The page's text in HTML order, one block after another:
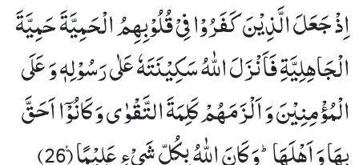
اِذْ جَعَلَ الَّذِیْنَ كَفَرُوْا فِیْ قُلُوْبِهِمُ الْحَمِیَّةَ حَمِیَّةَ
الْجَاهِلِیَّةِ فَاَنْزَلَ اللّٰهُ سَكِیْنَتَهٗ عَلٰى رَسُوْلِهٖ وَ عَلَى
الْمُؤْمِنِیْنَ وَ اَلْزَمَهُمْ كَلِمَةَ التَّقْوٰى وَ كَانُوْۤا اَحَقَّ
بِهَا وَ اَهْلَهَاؕ-وَ كَانَ اللّٰهُ بِكُلِّ شَیْءٍ عَلِیْمًا۠ (26)